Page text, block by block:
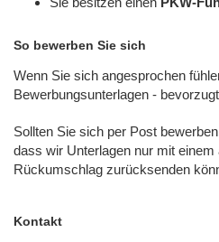
So bewerben Sie sich
Wenn Sie sich angesprochen
Bewerbungsunterlagen -
Sollten Sie sich per Post
dass wir Unterlagen nur mit
Rückumschlag zurücksenden
Kontakt